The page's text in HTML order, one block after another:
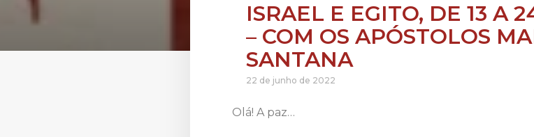
ISRAEL E EGITO, DE 13 A
– COM OS APÓSTOLOS
SANTANA
22 de junho de 2022
Olá! A paz…